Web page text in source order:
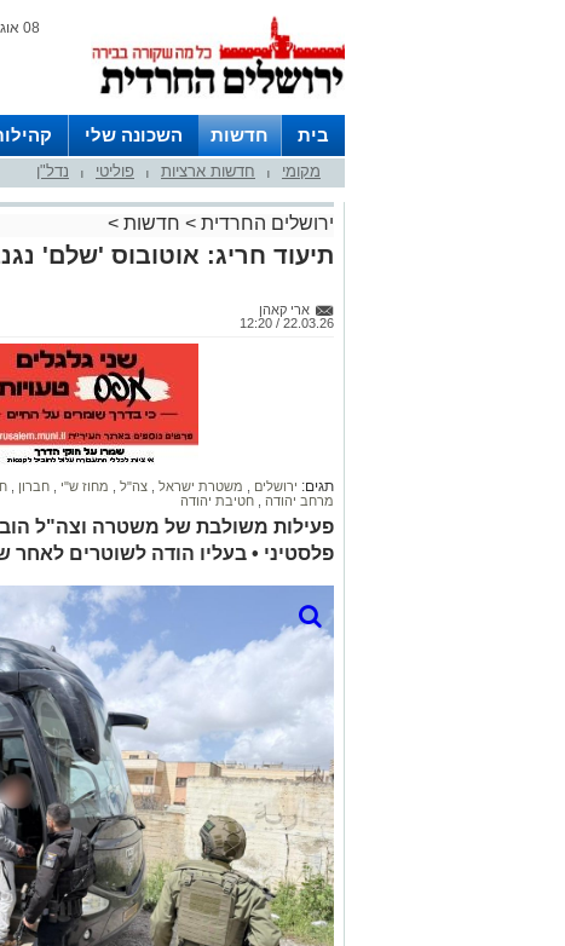
08 אוגוסט 2026 / 06:34
בית חדשות השכונה שלי
חצרות
מקומי חדשות ארציות פוליטי נדל"ן
ירושלים החרדית > חדשות >
תיעוד חריג: אוטובוס 'שלם'
ארי קאהן
22.03.26 / 12:20
תגים: ירושלים משטרת ישראל צה"ל מחוז ש"י חברון
מרחב יהודה
חטיבת יהודה
פעילות משולבת של משטרה וצה"ל
פלסטיני • בעליו הודה לשוטרים לאחר